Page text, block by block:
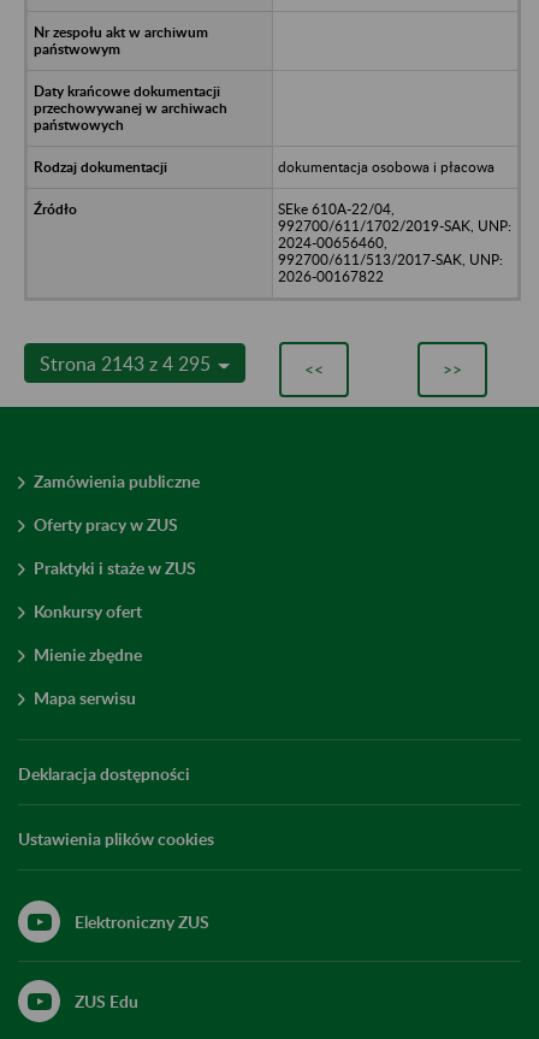
dokumentacja osobowa i płacowa
SEke 610A-22/04,
992700/611/1702/2019-SAK, UNP:
2024-00656460,
992700/611/513/2017-SAK, UNP:
2026-00167822
Strona 2143 z 4 295 << >>
Zamówienia publiczne
Oferty pracy w ZUS
Praktyki i staże w ZUS
Konkursy ofert
Mienie zbędne
Mapa serwisu
Deklaracja dostępności
Ustawienia plików cookies
Elektroniczny ZUS
ZUS Edu